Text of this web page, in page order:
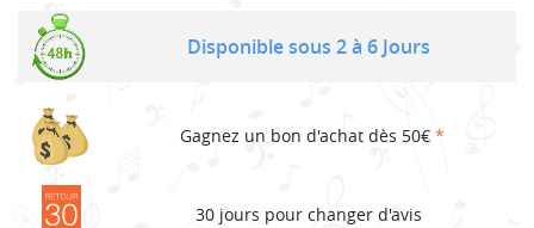
Disponible sous 2 à 6 Jours
Gagnez un bon d'achat dès 50€ *
30 jours pour changer d'avis